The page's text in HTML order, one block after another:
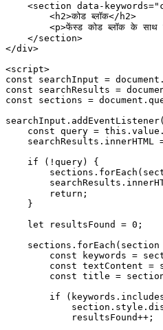
    <
section data-keywords=
        <
h2>कोड ब्लॉक</ h2>
        <
p>फेंस्ड कोड ब्लॉक के साथ
    </
section>
</div>
<script>
const searchInput = document.
const searchResults =
const sections = document.
searchInput. addEventListener(
    const
query = this .value.
    searchResults.innerHTML
    if
( ! query) {
        sections.
forEach (
        return
;
    }
    let
resultsFound = 0 ;
    sections.
forEach ( section
        const
keywords =
        const
textContent =
        const
title =
        if
(keywords.
            resultsFound
++ ;